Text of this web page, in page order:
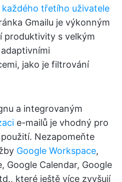
každého třetího uživatele
Gmailu je výkonným
produktivity s velkým
jako je filtrování
a integrovaným
e-mailů je vhodný pro
Nezapomeňte
Google Workspace,
Google Calendar, Google
které ještě více zvyšují